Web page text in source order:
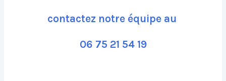
contactez notre équipe au
06 75 21 54 19